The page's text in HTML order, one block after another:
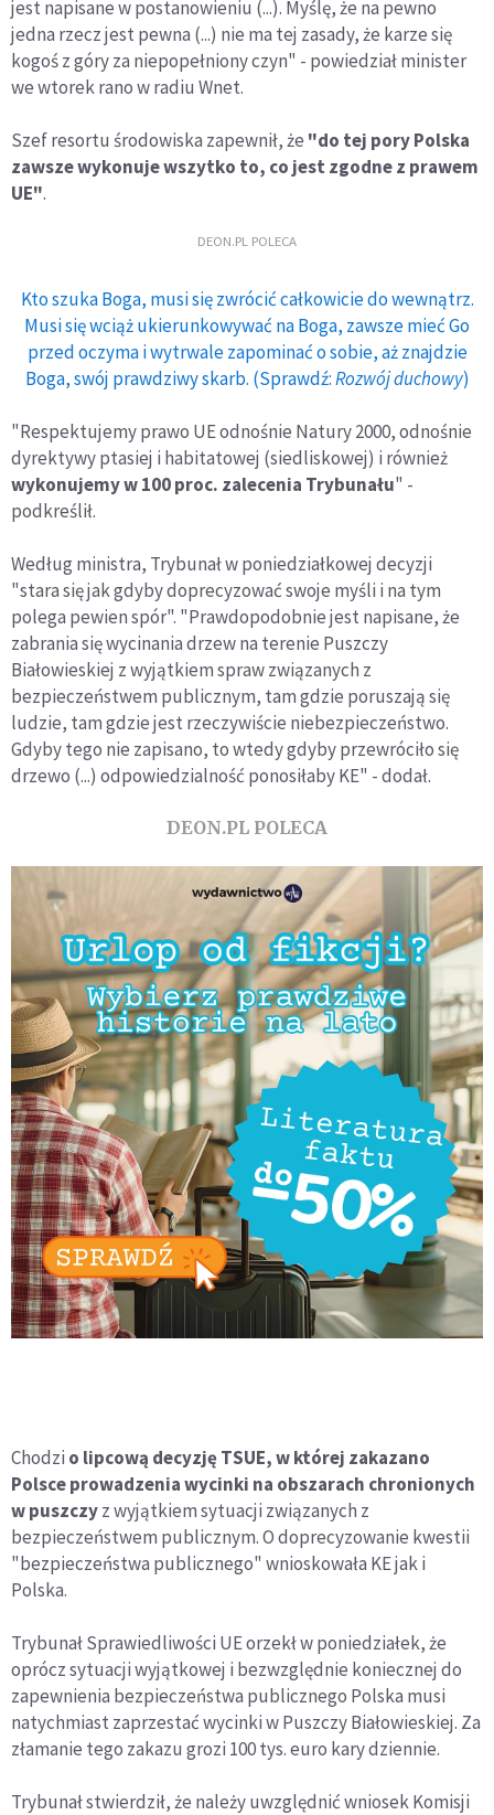
jest napisane w postanowieniu (...). Myślę, że na pewno
jedna rzecz jest pewna (...) nie ma tej zasady, że karze się
kogoś z góry za niepopełniony czyn" - powiedział minister
we wtorek rano w radiu Wnet.
Szef resortu środowiska zapewnił, że "do tej pory Polska
zawsze wykonuje wszytko to, co jest zgodne z prawem
UE".
DEON.PL POLECA
Kto szuka Boga, musi się zwrócić całkowicie do wewnątrz.
Musi się wciąż ukierunkowywać na Boga, zawsze mieć Go
przed oczyma i wytrwale zapominać o sobie, aż znajdzie
Boga, swój prawdziwy skarb. (Sprawdź:Rozwój duchowy)
"Respektujemy prawo UE odnośnie Natury 2000, odnośnie
dyrektywy ptasiej i habitatowej (siedliskowej) i również
wykonujemy w 100 proc. zalecenia Trybunału" -
podkreślił.
Według ministra, Trybunał w poniedziałkowej decyzji
"stara się jak gdyby doprecyzować swoje myśli i na tym
polega pewien spór". "Prawdopodobnie jest napisane, że
zabrania się wycinania drzew na terenie Puszczy
Białowieskiej z wyjątkiem spraw związanych z
bezpieczeństwem publicznym, tam gdzie poruszają się
ludzie, tam gdzie jest rzeczywiście niebezpieczeństwo.
Gdyby tego nie zapisano, to wtedy gdyby przewróciło się
drzewo (...) odpowiedzialność ponosiłaby KE" - dodał.
DEON.PL POLECA
Chodzi o lipcową decyzję TSUE, w której zakazano
Polsce prowadzenia wycinki na obszarach chronionych
w puszczyz wyjątkiem sytuacji związanych z
bezpieczeństwem publicznym. O doprecyzowanie kwestii
"bezpieczeństwa publicznego" wnioskowała KE jak i
Polska.
Trybunał Sprawiedliwości UE orzekł w poniedziałek, że
oprócz sytuacji wyjątkowej i bezwzględnie koniecznej do
zapewnienia bezpieczeństwa publicznego Polska musi
natychmiast zaprzestać wycinki w Puszczy Białowieskiej. Za
złamanie tego zakazu grozi 100 tys. euro kary dziennie.
Trybunał stwierdził, że należy uwzględnić wniosek Komisji